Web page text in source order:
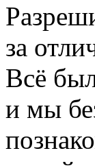
за
Всë
и мы